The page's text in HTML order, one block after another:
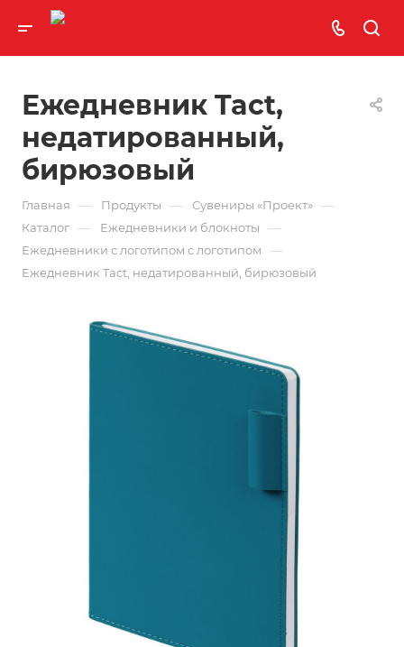
Ежедневник Tact,
недатированный,
бирюзовый
Главная — Продукты — Сувениры «Проект» —
Каталог — Ежедневники и блокноты —
Ежедневники с логотипом с логотипом —
Ежедневник Tact, недатированный, бирюзовый